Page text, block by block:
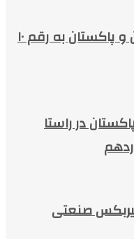
افزایش حجم تجارت بین ایران و پاکستان به رقم ۱۰
در راستا
صنعتی